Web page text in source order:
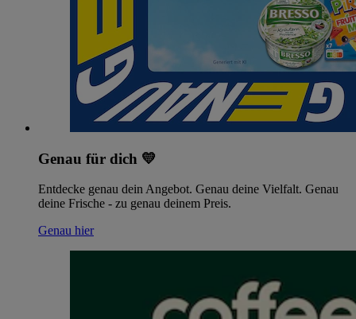
Genau für dich 💛
Entdecke genau dein Angebot. Genau deine Vielfalt. Genau
deine Frische - zu genau deinem Preis.
Genau hier